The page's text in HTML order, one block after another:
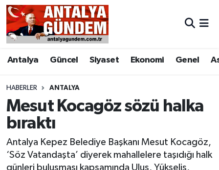
Antalya Güncel Siyaset Ekonomi Genel
HABERLER ANTALYA
Mesut Kocagöz sözü halka
bıraktı
Antalya Kepez Belediye Başkanı Mesut Kocagöz,
‘Söz Vatandaşta’ diyerek mahallelere taşıdığı halk
günleri buluşması kapsamında Ulus, Yükseliş,
Antalya
Asayiş
Bilim & Teknoloji
Bölge
EĞİTİM
Antalya Nöbetçi Eczaneler
Antalya Hava Durumu
Antalya Namaz Vakitleri
Antalya Trafik Yoğunluk Haritası
Süper Lig Puan Durumu ve Fikstür
Tüm Manşetler